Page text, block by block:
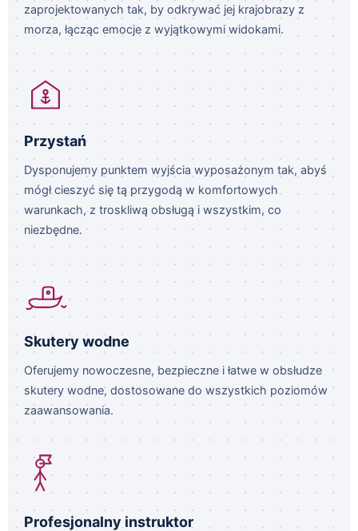
zaprojektowanych tak, by odkrywać jej krajobrazy z
morza, łącząc emocje z wyjątkowymi widokami.
Przystań
Dysponujemy punktem wyjścia wyposażonym tak, abyś
mógł cieszyć się tą przygodą w komfortowych
warunkach, z troskliwą obsługą i wszystkim, co
niezbędne.
Skutery wodne
Oferujemy nowoczesne, bezpieczne i łatwe w obsłudze
skutery wodne, dostosowane do wszystkich poziomów
zaawansowania.
Profesjonalny instruktor